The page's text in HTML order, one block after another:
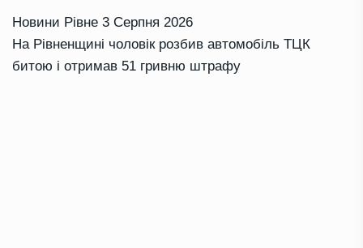
Новини Рівне 3 Серпня 2026
На Рівненщині чоловік розбив автомобіль ТЦК
битою і отримав 51 гривню штрафу